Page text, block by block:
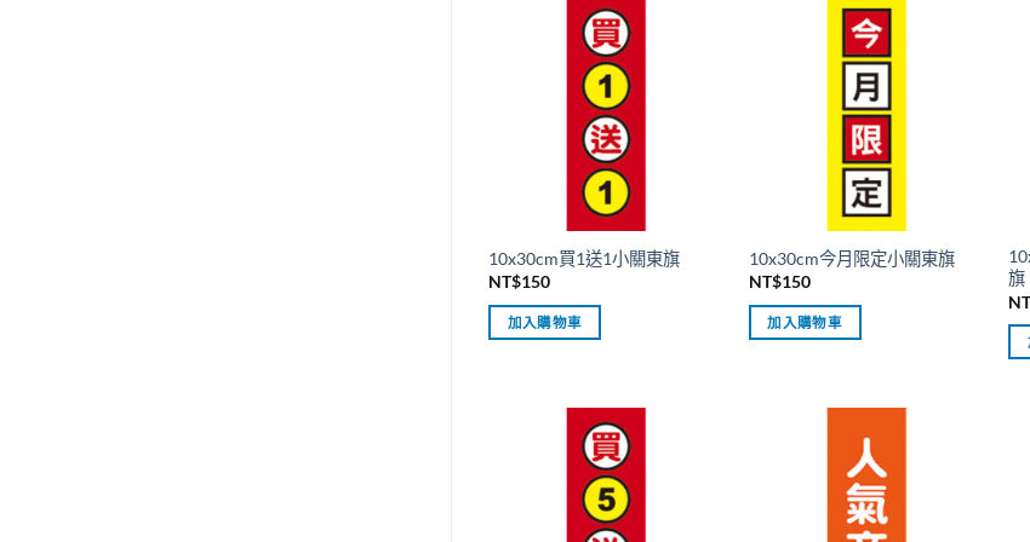
10x30cm買1送1小關東旗
NT$150
加入購物車
10x30cm今月限定小關東旗
NT$150
加入購物車
旗